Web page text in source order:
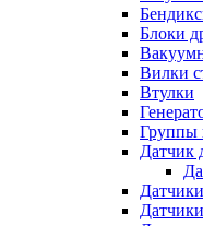
Блоки
Вилки
Втулки
Группы
Датчик